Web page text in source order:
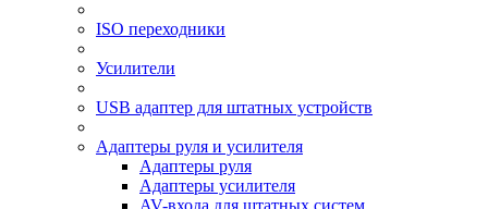
ISO переходники
Усилители
USB адаптер для штатных устройств
Адаптеры руля и усилителя
Адаптеры руля
Адаптеры усилителя
AV-входа для штатных систем